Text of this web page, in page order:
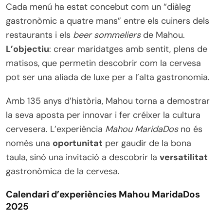
Cada menú ha estat concebut com un “diàleg
gastronòmic a quatre mans” entre els cuiners dels
restaurants i els beer sommeliersde Mahou.
L’objectiu: crear maridatges amb sentit, plens de
matisos, que permetin descobrir com la cervesa
pot ser una aliada de luxe per a l’alta gastronomia.
Amb 135 anys d’història, Mahou torna a demostrar
la seva aposta per innovar i fer créixer la cultura
cervesera. L’experiència Mahou MaridaDosno és
només una oportunitat per gaudir de la bona
taula, sinó una invitació a descobrir la versatilitat
gastronòmica de la cervesa.
Calendari d’experiències Mahou MaridaDos
2025